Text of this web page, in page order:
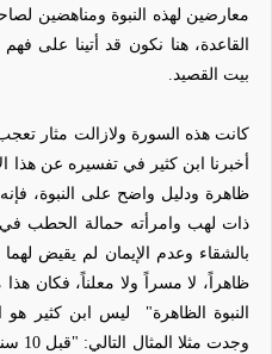
معارضين لهذه النبوة ومناهضين
القاعدة، هنا نكون قد أتينا على
بيت القصيد.
كانت هذه السورة ولازالت مثار
أخبرنا ابن كثير في تفسيره عن هذا
ظاهرة ودليل واضح على النبوة،
ذات لهب وامرأته حمالة الحطب
بالشقاء وعدم الإيمان لم يقيض لهما
ظاهراً، لا مسراً ولا معلناً، فكان هذا
النبوة الظاهرة"
ليس ابن كثير هو
وجدت مثلا المثال التالي: